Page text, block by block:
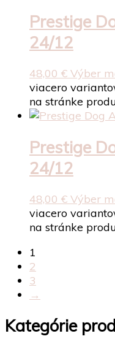
Prestige
24/12
48,00 € Výber
viacero
na stránke
Prestige
24/12
48,00 € Výber
viacero
na stránke
1
2
3
→
Kategórie